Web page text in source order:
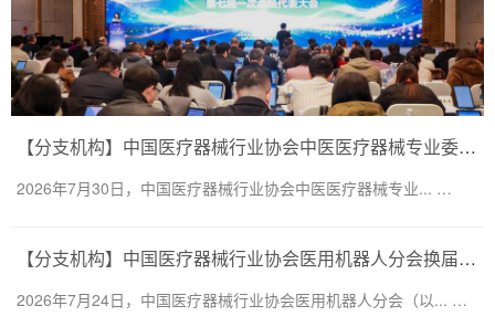
【分支机构】中国医疗器械行业协会中医医疗器械专业委员会换届会议暨第二届一次委员大会圆满召开
2026年7月30日，中国医疗器械行业协会中医医疗器械专业... …
【分支机构】中国医疗器械行业协会医用机器人分会换届会议暨医用机器人创新大会顺利召开
2026年7月24日，中国医疗器械行业协会医用机器人分会（以... …